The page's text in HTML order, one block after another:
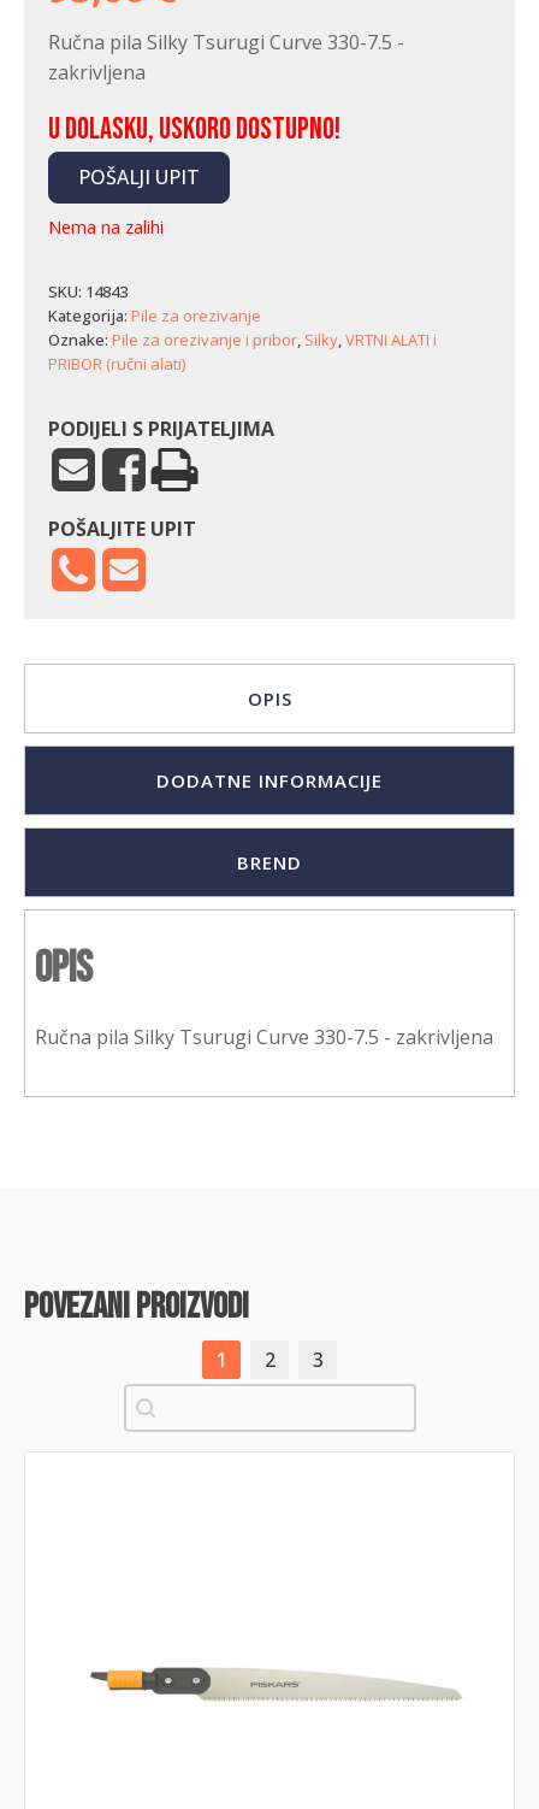
Ručna pila Silky Tsurugi Curve 330-7.5 -
zakrivljena
U dolasku, uskoro dostupno!
POŠALJI UPIT
Nema na zalihi
SKU: 14843
Kategorija: Pile za orezivanje
Oznake: Pile za orezivanje i pribor, Silky,VRTNI ALATI i
PRIBOR (ručni alati)
PODIJELI S PRIJATELJIMA
POŠALJITE UPIT
OPIS
DODATNE INFORMACIJE
BREND
Opis
Ručna pila Silky Tsurugi Curve 330-7.5 - zakrivljena
povezani proizvodi
1 2
3
Pretraži